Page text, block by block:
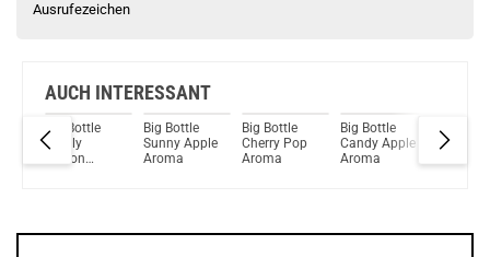
Ausrufezeichen
AUCH INTERESSANT
Big Bottle
Lovely
Lemon
Big Bottle
Sunny Apple
Aroma
Big Bottle
Cherry Pop
Aroma
Big Bottle
Candy Apple
Aroma
Big
Mr. Mint